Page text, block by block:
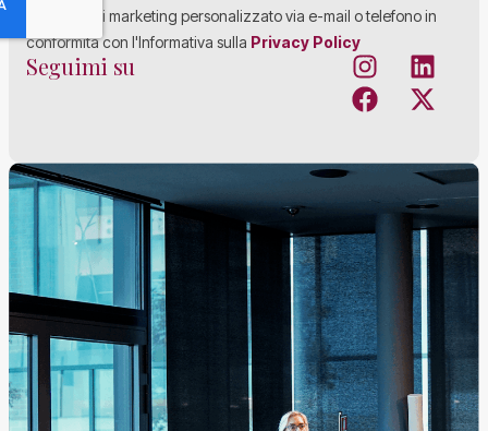
materiale di marketing personalizzato via e-mail o telefono in
conformità con l'Informativa sulla Privacy Policy
Seguimi su